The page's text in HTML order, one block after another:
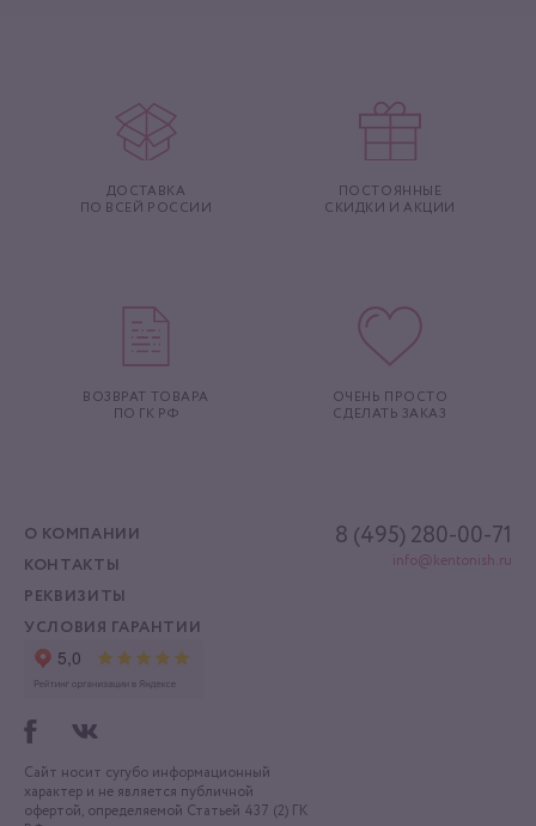
ДОСТАВКА
ПО ВСЕЙ РОССИИ
ПОСТОЯННЫЕ
СКИДКИ И АКЦИИ
ВОЗВРАТ ТОВАРА
ПО ГК РФ
ОЧЕНЬ ПРОСТО
СДЕЛАТЬ ЗАКАЗ
Сайт носит сугубо информационный
характер и не является публичной
офертой, определяемой Статьей 437 (2) ГК
О КОМПАНИИ
КОНТАКТЫ
РЕКВИЗИТЫ
УСЛОВИЯ ГАРАНТИИ
8 (495) 280-00-71
info@kentonish.ru